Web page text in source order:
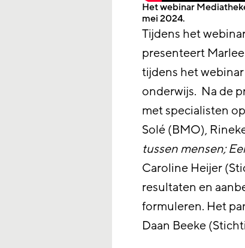
Het webinar
mei 2024.
Tijdens het
presenteert
tijdens het
onderwijs. Na de
met specialisten
Solé (BMO),
tussen mensen;
Caroline Heijer
resultaten en
formuleren. Het
Daan Beeke